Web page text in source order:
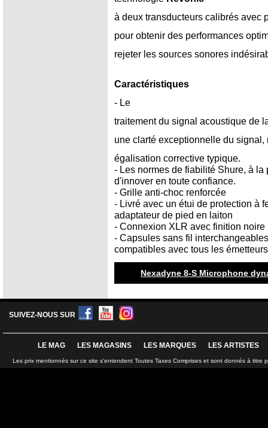
à deux transducteurs calibrés avec
pour obtenir des performances
rejeter les sources sonores
Caractéristiques
- Le
traitement du signal acoustique de
une clarté exceptionnelle du
égalisation corrective typique.
- Les normes de fiabilité Shure, à
d'innover en toute confiance.
- Grille anti-choc renforcée
- Livré avec un étui de protection à
adaptateur de pied en laiton
- Connexion XLR avec finition noire
- Capsules sans fil
compatibles avec tous les
Nexadyne 8-S Microphone
SUIVEZ-NOUS SUR
LE MAG LES MAGASINS LES MARQUES LES ARTISTES
Les prix mentionnés sur ce site s'entendent Toutes Taxes Comprises et sont donnés à